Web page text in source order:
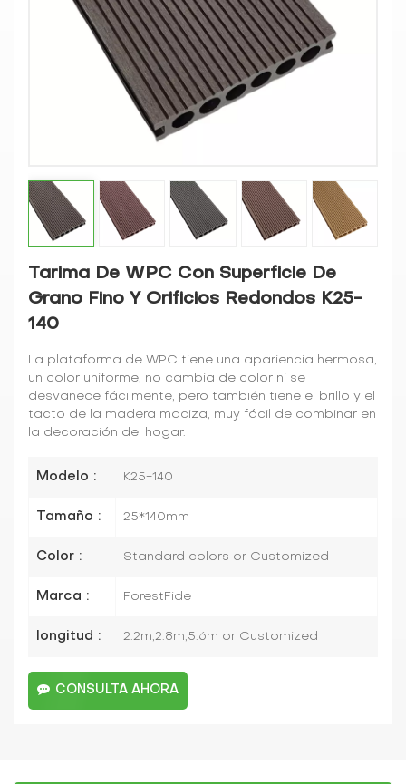
Tarima De WPC Con Superficie De
Grano Fino Y Orificios Redondos K25-
140
La plataforma de WPC tiene una apariencia hermosa,
un color uniforme, no cambia de color ni se
desvanece fácilmente, pero también tiene el brillo y el
tacto de la madera maciza, muy fácil de combinar en
la decoración del hogar.
Modelo : K25-140
Tamaño : 25*140mm
Color : Standard colors or Customized
Marca : ForestFide
longitud : 2.2m,2.8m,5.6m or Customized
CONSULTA AHORA